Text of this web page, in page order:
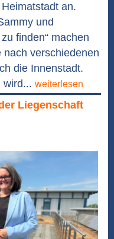
an.
und
finden“ machen
verschiedenen
die Innenstadt.
wird... weiterlesen
Liegenschaft